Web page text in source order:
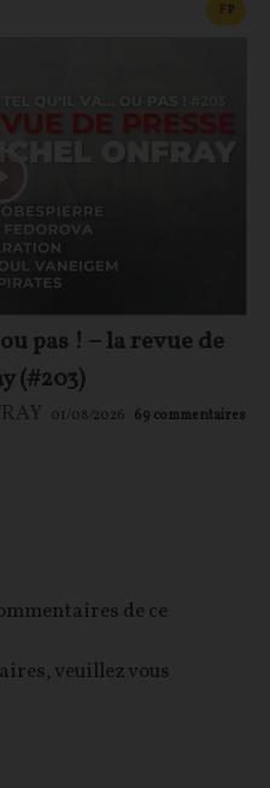
FP
pas ! – la revue de
(#203)
01/08/2026 69 commentaires
de ce
veuillez vous